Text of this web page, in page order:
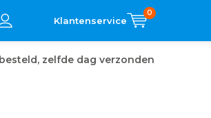
0
zelfde dag verzonden